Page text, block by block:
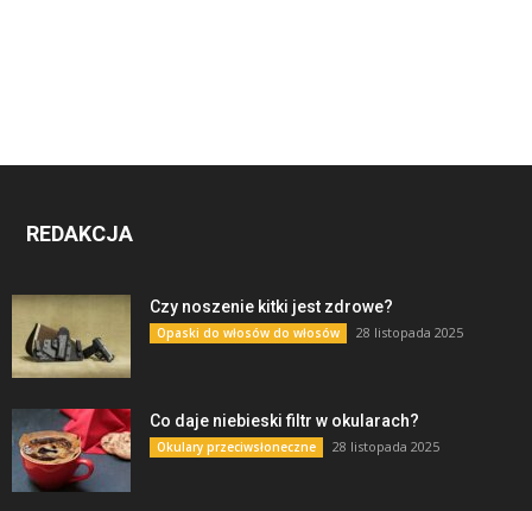
REDAKCJA
Czy noszenie kitki jest zdrowe?
Opaski do włosów do włosów 28 listopada 2025
Co daje niebieski filtr w okularach?
Okulary przeciwsłoneczne 28 listopada 2025